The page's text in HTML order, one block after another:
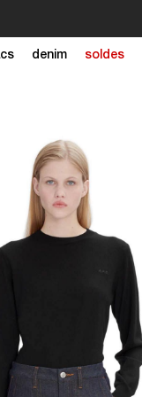
denim soldes